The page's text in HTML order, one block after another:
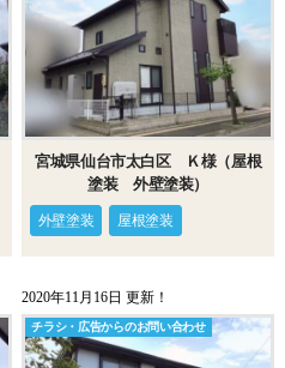
宮城県仙台市太白区 Ｋ様（屋根
塗装 外壁塗装）
外壁塗装 屋根塗装
2020年11月16日 更新！
チラシ・広告からのお問い合わせ